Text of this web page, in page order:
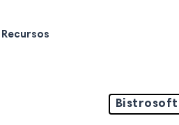
Recursos
Bistrosoft